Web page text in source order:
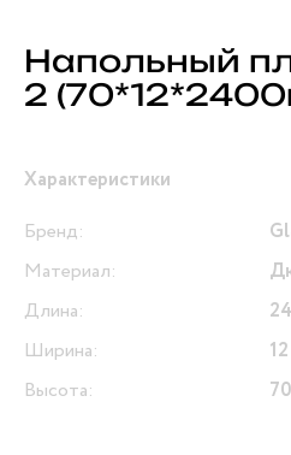
Напольный
2
Характеристики
Бренд:
Материал:
Длина:
Ширина:
12
Высота:
70